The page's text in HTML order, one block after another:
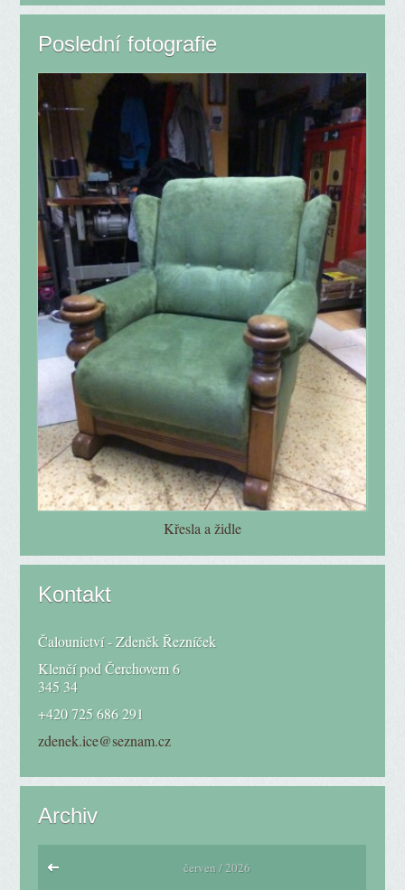
Poslední fotografie
Křesla a židle
Kontakt
Čalounictví - Zdeněk Řezníček
Klenčí pod Čerchovem 6
345 34
+420 725 686 291
zdenek.ice@seznam.cz
Archiv
červen / 2026